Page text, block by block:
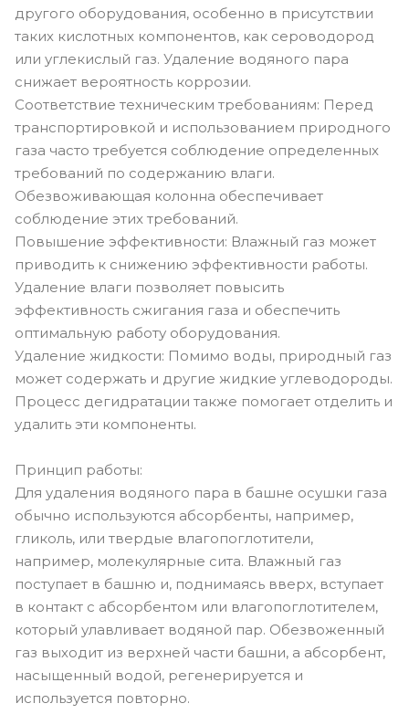
другого оборудования, особенно в присутствии
таких кислотных компонентов, как сероводород
или углекислый газ. Удаление водяного пара
снижает вероятность коррозии.
Соответствие техническим требованиям: Перед
транспортировкой и использованием природного
газа часто требуется соблюдение определенных
требований по содержанию влаги.
Обезвоживающая колонна обеспечивает
соблюдение этих требований.
Повышение эффективности: Влажный газ может
приводить к снижению эффективности работы.
Удаление влаги позволяет повысить
эффективность сжигания газа и обеспечить
оптимальную работу оборудования.
Удаление жидкости: Помимо воды, природный газ
может содержать и другие жидкие углеводороды.
Процесс дегидратации также помогает отделить и
удалить эти компоненты.
Принцип работы:
Для удаления водяного пара в башне осушки газа
обычно используются абсорбенты, например,
гликоль, или твердые влагопоглотители,
например, молекулярные сита. Влажный газ
поступает в башню и, поднимаясь вверх, вступает
в контакт с абсорбентом или влагопоглотителем,
который улавливает водяной пар. Обезвоженный
газ выходит из верхней части башни, а абсорбент,
насыщенный водой, регенерируется и
используется повторно.